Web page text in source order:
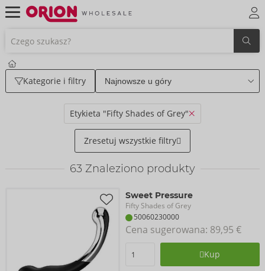
Kategorie i filtry
Etykieta "Fifty Shades of Grey"
Zresetuj wszystkie filtry
63 Znaleziono produkty
Sweet Pressure
Fifty Shades of Grey
50060230000
Cena sugerowana: 89,95 €
Kup